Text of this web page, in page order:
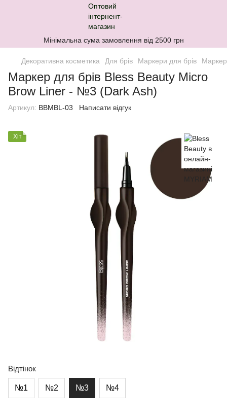
Мінімальна сума замовлення від 2500 грн
Декоративна косметика Для брів Маркери для брів
Маркер для брів Bless Beauty Micro
Brow Liner - №3 (Dark Ash)
Артикул: BBMBL-03 Написати відгук
Хіт
Відтінок
№1 №2 №3 №4